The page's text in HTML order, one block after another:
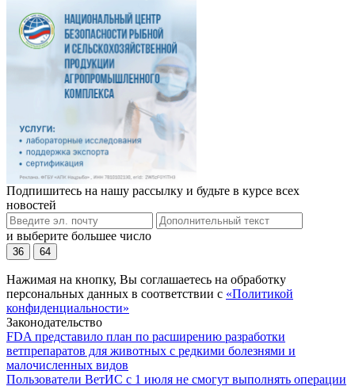
Подпишитесь на нашу рассылку и будьте в курсе всех
новостей
и выберите большее число
36 64
Нажимая на кнопку, Вы соглашаетесь на обработку
персональных данных в соответствии с «Политикой
конфиденциальности»
Законодательство
FDA представило план по расширению разработки
ветпрепаратов для животных с редкими болезнями и
малочисленных видов
Пользователи ВетИС с 1 июля не смогут выполнять операции